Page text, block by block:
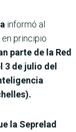
informó al
principio
parte de la Red
3 de julio del
la Seprelad